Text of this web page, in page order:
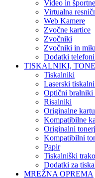
Video in
Virtualna
Web Kamere
Zvočne kartice
Zvočniki
Zvočniki in
Dodatki
TISKALNIKI,
Tiskalniki
Laserski
Optični bralniki
Risalniki
Originalne
Kompatibilne
Originalni
Kompatibilni
Papir
Tiskalniški
Dodatki za
MREŽNA OPREMA